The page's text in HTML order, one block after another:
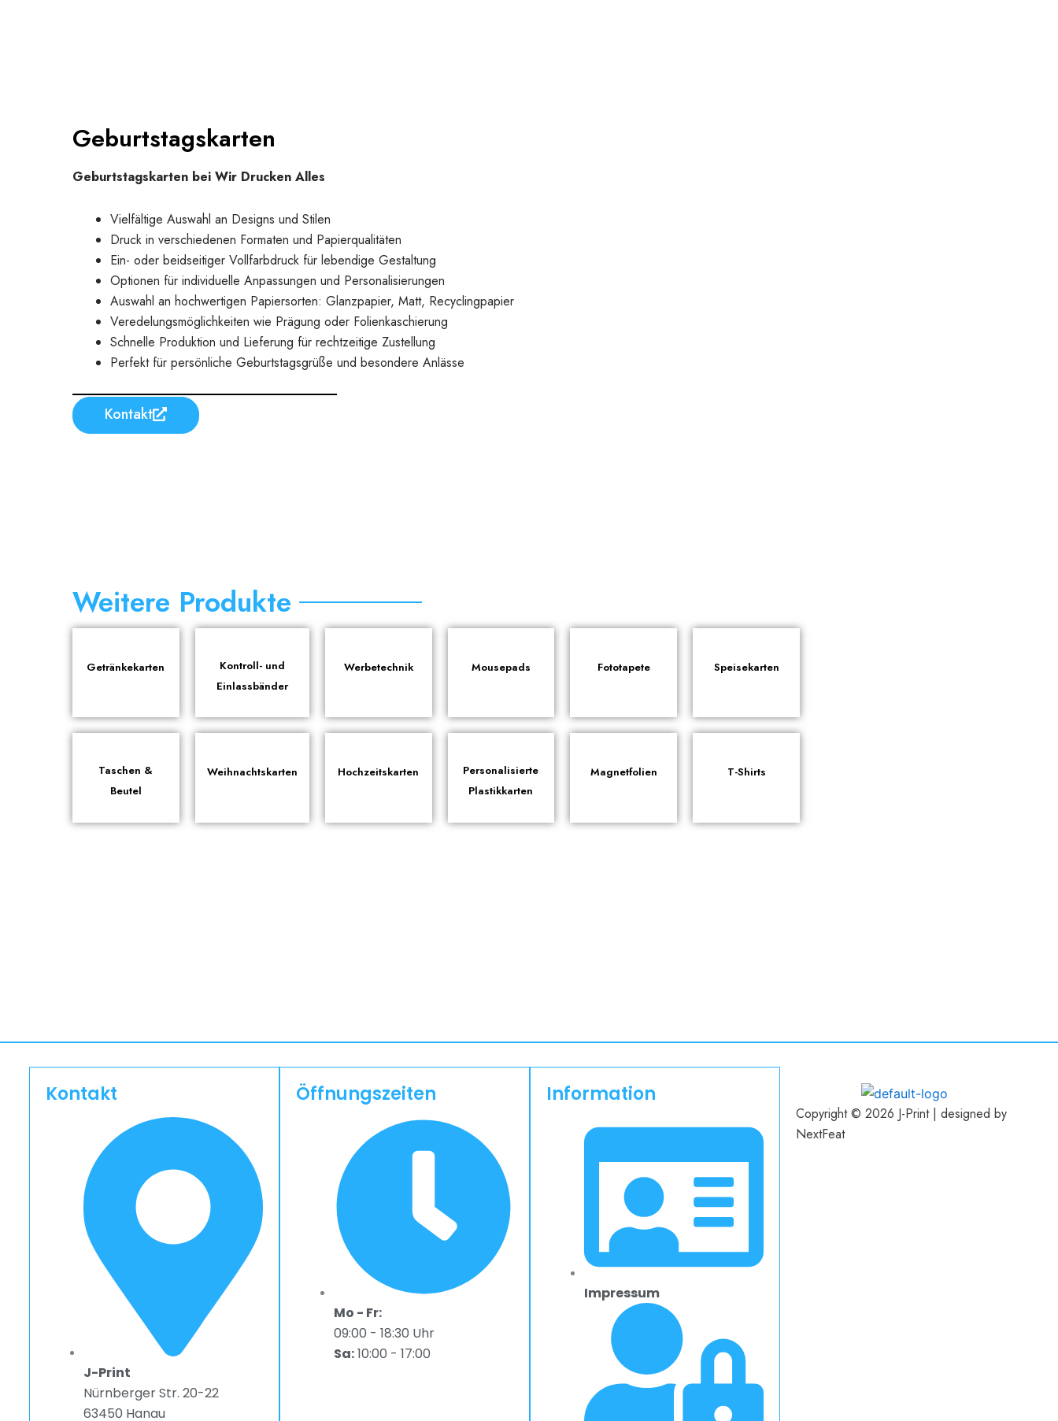
Geburtstagskarten
Geburtstagskarten bei Wir Drucken Alles
Vielfältige Auswahl an Designs und Stilen
Druck in verschiedenen Formaten und Papierqualitäten
Ein- oder beidseitiger Vollfarbdruck für lebendige Gestaltung
Optionen für individuelle Anpassungen und Personalisierungen
Auswahl an hochwertigen Papiersorten: Glanzpapier, Matt, Recyclingpapier
Veredelungsmöglichkeiten wie Prägung oder Folienkaschierung
Schnelle Produktion und Lieferung für rechtzeitige Zustellung
Perfekt für persönliche Geburtstagsgrüße und besondere Anlässe
Kontakt
Weitere Produkte
Getränkekarten
Kontroll- und
Einlassbänder
Werbetechnik Mousepads Fototapete Speisekarten
Taschen &
Beutel
Weihnachtskarten Hochzeitskarten
Personalisierte
Plastikkarten
Magnetfolien T-Shirts
Kontakt
J-Print
Nürnberger Str. 20-22
63450 Hanau
Öffnungszeiten
Mo - Fr:
09:00 - 18:30 Uhr
Sa:10:00 - 17:00
Information
Impressum
Copyright © 2026 J-Print | designed by
NextFeat